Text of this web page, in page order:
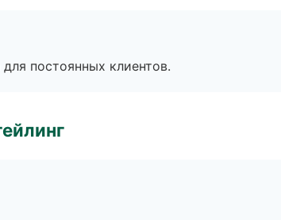
постоянных клиентов.